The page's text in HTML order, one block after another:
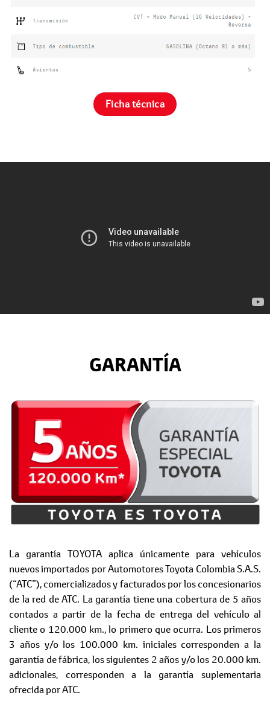
Ficha técnica
GARANTÍA
La garantía TOYOTA aplica únicamente para vehículos
nuevos importados por Automotores Toyota Colombia S.A.S.
(“ATC”), comercializados y facturados por los concesionarios
de la red de ATC. La garantía tiene una cobertura de 5 años
contados a partir de la fecha de entrega del vehículo al
cliente o 120.000 km., lo primero que ocurra. Los primeros
3 años y/o los 100.000 km. iniciales corresponden a la
garantía de fábrica, los siguientes 2 años y/o los 20.000 km.
adicionales, corresponden a la garantía suplementaria
ofrecida por ATC.